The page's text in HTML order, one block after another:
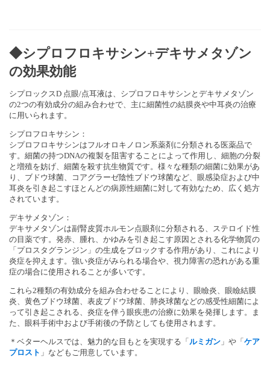
◆シプロフロキサシン+デキサメタゾン
の効果効能
シプロックスD 点眼/点耳液は、シプロフロキサシンとデキサメタゾン
の2つの有効成分の組み合わせで、主に細菌性の結膜炎や中耳炎の治療
に用いられます。
シプロフロキサシン：
シプロフロキサシンはフルオロキノロン系薬剤に分類される医薬品で
す。細菌の持つDNAの複製を阻害することによって作用し、細胞の分裂
と増殖を妨げ、細菌を殺す抗生物質です。様々な種類の細菌に効果があ
り、ブドウ球菌、コアグラーゼ陰性ブドウ球菌など、眼感染症および中
耳炎を引き起こすほとんどの病原性細菌に対して有効なため、広く処方
されています。
デキサメタゾン：
デキサメタゾンは副腎皮質ホルモン点眼剤に分類される、ステロイド性
の目薬です。発赤、腫れ、かゆみを引き起こす原因とされる化学物質の
「プロスタグランジン」の生成をブロックする作用があり、これにより
炎症を抑えます。強い炎症がみられる場合や、視力障害の恐れがある重
症の場合に使用されることが多いです。
これら2種類の有効成分を組み合わせることにより、眼瞼炎、眼瞼結膜
炎、黄色ブドウ球菌、表皮ブドウ球菌、肺炎球菌などの感受性細菌によ
って引き起こされる、炎症を伴う眼疾患の治療に効果を発揮します。ま
た、眼科手術中および手術後の予防としても使用されます。
＊ベターヘルスでは、魅力的な目もとを実現する「ルミガン 」や「ケア
プロスト 」などもご用意しています。